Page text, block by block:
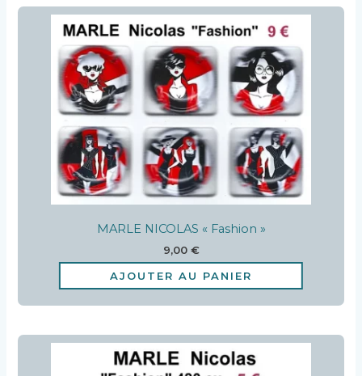
MARLE NICOLAS « Fashion »
9,00 €
AJOUTER AU PANIER